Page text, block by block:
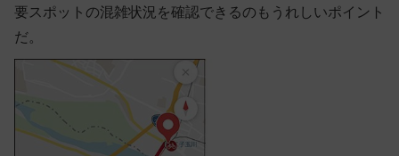
要スポットの混雑状況を確認できるのもうれしいポイント
だ。